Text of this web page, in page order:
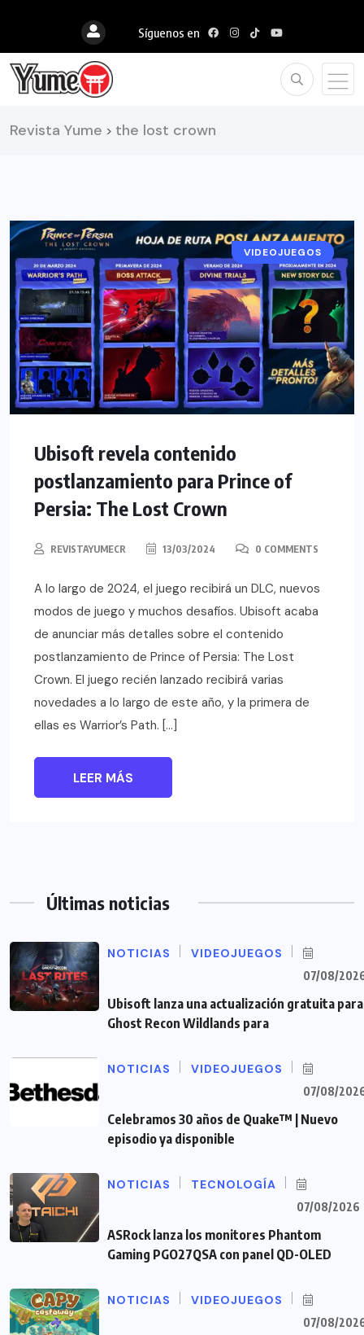
Síguenos en
Revista Yume > the lost crown
NOTICIAS
VIDEOJUEGOS
Ubisoft revela contenido
postlanzamiento para Prince of
Persia: The Lost Crown
REVISTAYUMECR 13/03/2024 0 COMMENTS
A lo largo de 2024, el juego recibirá un DLC, nuevos
modos de juego y muchos desafíos. Ubisoft acaba
de anunciar más detalles sobre el contenido
postlanzamiento de Prince of Persia: The Lost
Crown. El juego recién lanzado recibirá varias
novedades a lo largo de este año, y la primera de
ellas es Warrior’s Path. […]
LEER MÁS
Últimas noticias
NOTICIAS VIDEOJUEGOS
07/08/
Ubisoft lanza una actualización gratuita para
Ghost Recon Wildlands para
NOTICIAS VIDEOJUEGOS
07/08/
Celebramos 30 años de Quake™ | Nuevo
episodio ya disponible
NOTICIAS TECNOLOGÍA
07/08/2026
ASRock lanza los monitores Phantom
Gaming PGO27QSA con panel QD-OLED
NOTICIAS VIDEOJUEGOS
07/08/